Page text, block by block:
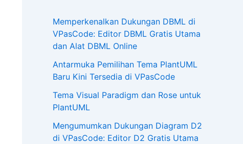
Memperkenalkan Dukungan DBML di
VPasCode: Editor DBML Gratis Utama
dan Alat DBML Online
Antarmuka Pemilihan Tema PlantUML
Baru Kini Tersedia di VPasCode
Tema Visual Paradigm dan Rose untuk
PlantUML
Mengumumkan Dukungan Diagram D2
di VPasCode: Editor D2 Gratis Utama